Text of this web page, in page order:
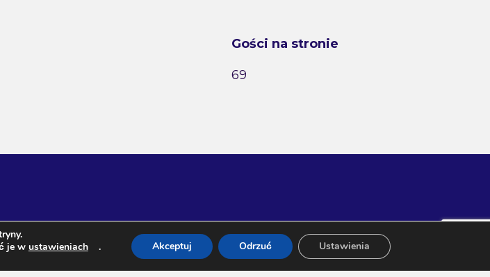
Gości na stronie
69
713-129-67-20 Regon 431021008 Tel. 507-198-481
je w ustawieniach . Akceptuj Odrzuć Ustawienia